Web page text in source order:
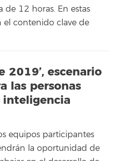
de 12 horas. En estas
el contenido clave de
2019’, escenario
las personas
inteligencia
equipos participantes
la oportunidad de